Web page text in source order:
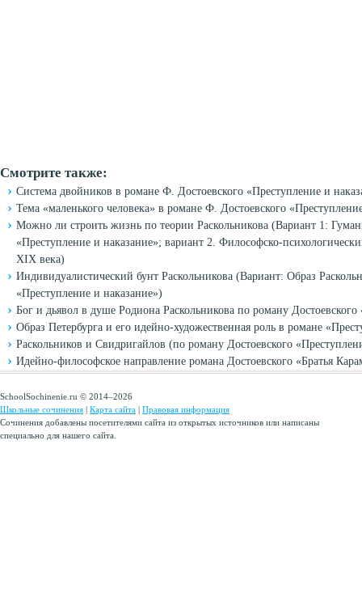
Смотрите также:
Система двойников в романе Ф. Достоевского «Преступление и
Тема «маленького человека» в романе Ф. Достоевского
Можно ли строить жизнь по теории Раскольникова (Вариант 1:
«Преступление и наказание»; вариант 2. Философско-
XIX века)
Индивидуалистический бунт Раскольникова (Вариант: Образ
«Преступление и наказание»)
Бог и дьявол в душе Родиона Раскольникова по роману Достоевского
Образ Петербурга и его идейно-художественная роль в романе
Раскольников и Свидригайлов (по роману Достоевского
Идейно-философское направление романа Достоевского «Братья
SchoolSochinenie.ru © 2014–2026
Школьные сочинения | Карта сайта | Правовая информация
Сочинения добавлены посетителями сайта из открытых источников или написаны
специально для нашего сайта.